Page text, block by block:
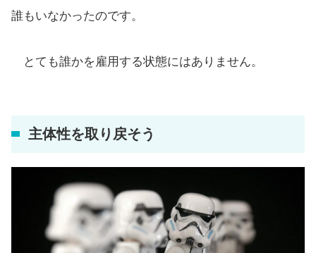
誰もいなかったのです。
とても誰かを雇用する状態にはありません。
主体性を取り戻そう